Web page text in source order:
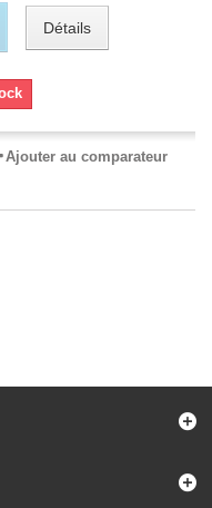
Détails
Ajouter au comparateur